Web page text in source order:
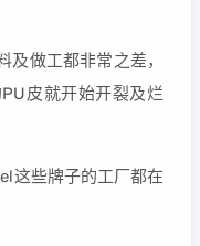
做工都非常之差，
皮就开始开裂及烂
这些牌子的工厂都在